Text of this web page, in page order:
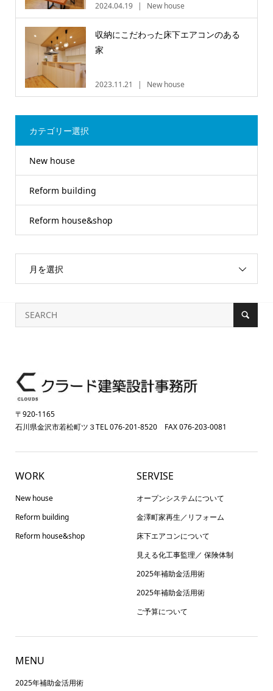
2024.04.19 New house
収納にこだわった床下エアコンのある
家
2023.11.21 New house
カテゴリー選択
New house
Reform building
Reform house&shop
月を選択
〒920-1165
石川県金沢市若松町ツ３TEL 076-201-8520 FAX 076-203-0081
WORK
New house
Reform building
Reform house&shop
SERVISE
オープンシステムについて
金澤町家再生／リフォーム
床下エアコンについて
見える化工事監理／ 保険体制
2025年補助金活用術
2025年補助金活用術
ご予算について
MENU
2025年補助金活用術